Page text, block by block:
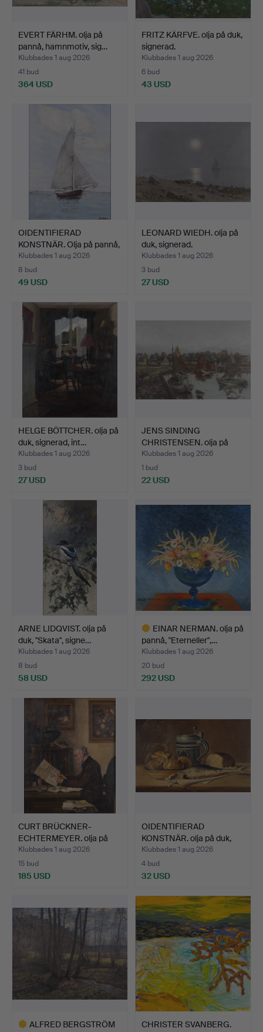
EVERT FÄRHM. olja på
pannå, hamnmotiv, sig…
Klubbades 1 aug 2026
41 bud
364 USD
FRITZ KÄRFVE. olja på duk,
signerad.
Klubbades 1 aug 2026
6 bud
43 USD
OIDENTIFIERAD
KONSTNÄR. Olja på pannå,
seg…
Klubbades 1 aug 2026
8 bud
49 USD
LEONARD WIEDH. olja på
duk, signerad.
Klubbades 1 aug 2026
3 bud
27 USD
HELGE BÖTTCHER. olja på
duk, signerad, int…
Klubbades 1 aug 2026
3 bud
27 USD
JENS SINDING
CHRISTENSEN. olja på
duk, ham…
Klubbades 1 aug 2026
1 bud
22 USD
ARNE LIDQVIST. olja på
duk, "Skata", signe…
Klubbades 1 aug 2026
8 bud
58 USD
EINAR NERMAN. olja på
pannå, "Eterneller",…
Klubbades 1 aug 2026
20 bud
292 USD
CURT BRÜCKNER-
ECHTERMEYER. olja på
pannå, …
Klubbades 1 aug 2026
15 bud
185 USD
OIDENTIFIERAD
KONSTNÄR. olja på duk,
still…
Klubbades 1 aug 2026
4 bud
32 USD
ALFRED BERGSTRÖM
CHRISTER SVANBERG.